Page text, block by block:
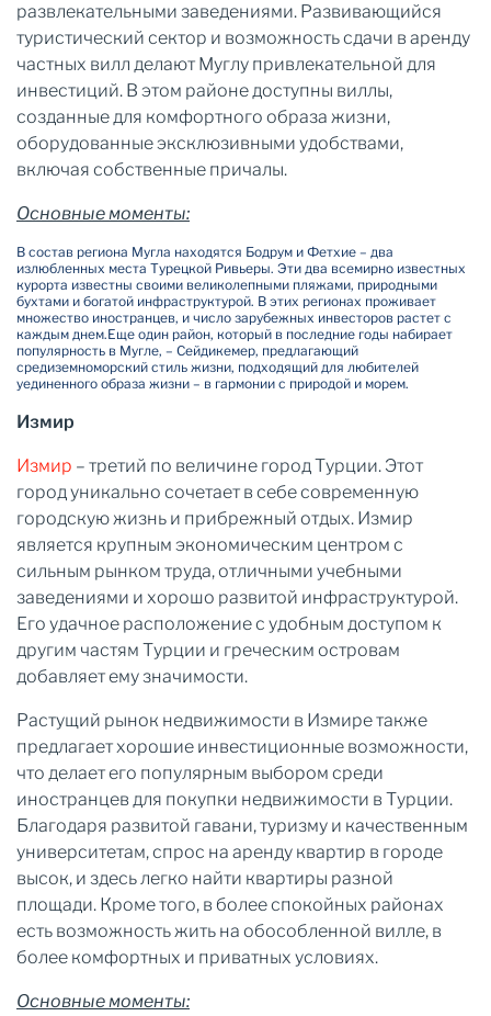
развлекательными заведениями. Развивающийся
туристический сектор и возможность сдачи в аренду
частных вилл делают Муглу привлекательной для
инвестиций. В этом районе доступны виллы,
созданные для комфортного образа жизни,
оборудованные эксклюзивными удобствами,
включая собственные причалы.
Основные моменты:
В состав региона Мугла находятся Бодрум и Фетхие – два
излюбленных места Турецкой Ривьеры. Эти два всемирно известных
курорта известны своими великолепными пляжами, природными
бухтами и богатой инфраструктурой. В этих регионах проживает
множество иностранцев, и число зарубежных инвесторов растет с
каждым днем.Еще один район, который в последние годы набирает
популярность в Мугле, – Сейдикемер, предлагающий
средиземноморский стиль жизни, подходящий для любителей
уединенного образа жизни – в гармонии с природой и морем.
Измир
Измир – третий по величине город Турции. Этот
город уникально сочетает в себе современную
городскую жизнь и прибрежный отдых. Измир
является крупным экономическим центром с
сильным рынком труда, отличными учебными
заведениями и хорошо развитой инфраструктурой.
Его удачное расположение с удобным доступом к
другим частям Турции и греческим островам
добавляет ему значимости.
Растущий рынок недвижимости в Измире также
предлагает хорошие инвестиционные возможности,
что делает его популярным выбором среди
иностранцев для покупки недвижимости в Турции.
Благодаря развитой гавани, туризму и качественным
университетам, спрос на аренду квартир в городе
высок, и здесь легко найти квартиры разной
площади. Кроме того, в более спокойных районах
есть возможность жить на обособленной вилле, в
более комфортных и приватных условиях.
Основные моменты: